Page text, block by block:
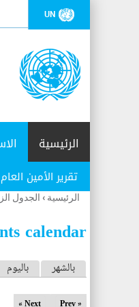
UN
الرئيسية
تقرير الأمين العام
أنت
هنا
الرئيسية › الجدول
calendar
ا
ل
بالشهر باليوم